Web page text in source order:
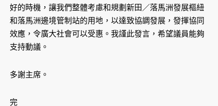
好的時機，讓我們整體考慮和規劃新田／落馬洲發展樞紐
和落馬洲邊境管制站的用地，以達致協調發展，發揮協同
效應，令廣大社會可以受惠。我謹此發言，希望議員能夠
支持動議。
多謝主席。
完